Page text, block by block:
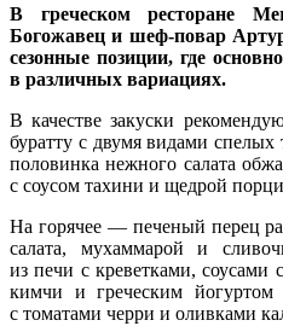
В греческом ресторане
Богожавец и шеф-повар
сезонные позиции, где
в различных вариациях.
В качестве закуски
буратту с двумя видами
половинка нежного салата
с соусом тахини и щедрой
На горячее — печеный перец
салата, мухаммарой и
из печи с креветками, соусами
кимчи и греческим йогуртом
с томатами черри и оливками